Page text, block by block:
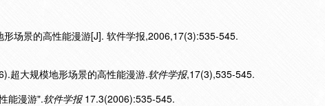
场景的高性能漫游[J]. 软件学报,2006,17(3):535-545.
超大规模地形场景的高性能漫游.软件学报,17(3),535-545.
能漫游".软件学报17.3(2006):535-545.